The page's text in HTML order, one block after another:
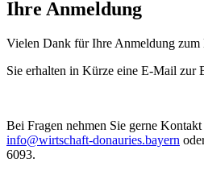
Ihre Anmeldung
Vielen Dank für Ihre Anmeldung zum
Sie erhalten in Kürze eine E-Mail zur
Bei Fragen nehmen Sie gerne
info@wirtschaft-donauries.bayern
6093.